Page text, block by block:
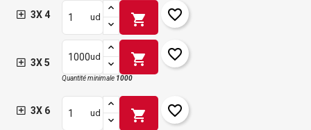
3X 4 ud shopping_cart favorite_border
3X 5
ud shopping_cart favorite_border
Quantité minimale 1000
3X 6 ud shopping_cart favorite_border